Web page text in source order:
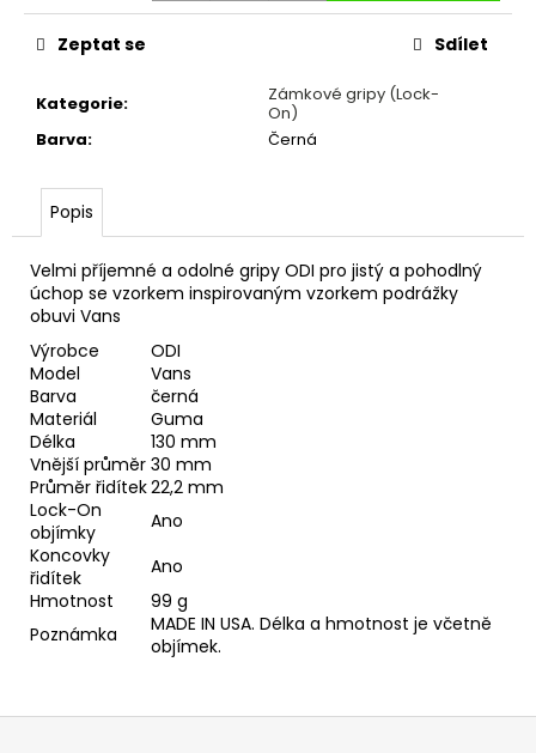
Kategorie:
Zámkové gripy (Lock-
On)
Barva: Černá
Zeptat se Sdílet
Popis
Velmi příjemné a odolné gripy ODI pro jistý a pohodlný
úchop se vzorkem inspirovaným vzorkem podrážky
obuvi Vans
Výrobce
ODI
Model
Vans
Barva
černá
Materiál
Guma
Délka
130 mm
Vnější průměr 30 mm
Průměr řidítek22,2 mm
Lock-On
objímky
Ano
Koncovky
řidítek
Ano
Hmotnost
99 g
Poznámka
MADE IN USA. Délka a hmotnost je včetně
objímek.
D
o
o
u
j
m
e
LANKO
ŘADICI
SACCON
2050MM
NEREZOVÉ
30
Kč
Z